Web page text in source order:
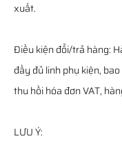
xuất.
Điều kiện đổi/trả hàng:
đầy đủ linh phụ kiện,
thu hồi hóa đơn VAT,
LƯU Ý: